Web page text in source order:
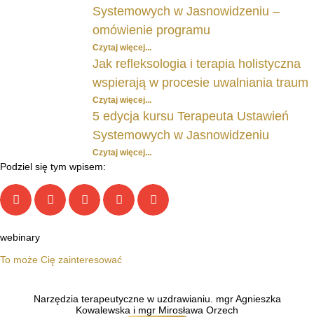
Systemowych w Jasnowidzeniu –
omówienie programu
Czytaj więcej...
Jak refleksologia i terapia holistyczna
wspierają w procesie uwalniania traum
Czytaj więcej...
5 edycja kursu Terapeuta Ustawień
Systemowych w Jasnowidzeniu
Czytaj więcej...
Podziel się tym wpisem:
webinary
To może Cię zainteresować
Narzędzia terapeutyczne w uzdrawianiu. mgr Agnieszka
Kowalewska i mgr Mirosława Orzech